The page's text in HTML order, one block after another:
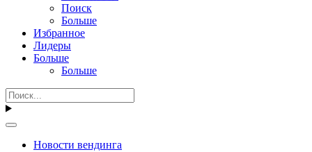
Поиск
Больше
Избранное
Лидеры
Больше
Больше
Новости вендинга